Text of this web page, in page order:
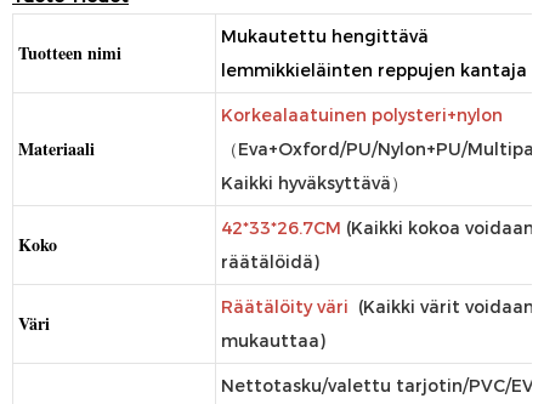
Tuotteen nimi
Mukautettu hengittävä
lemmikkieläinten reppujen kantaja
Materiaali
Korkealaatuinen polysteri+nylon
（Eva+Oxford/PU/Nylon+PU/
Kaikki hyväksyttävä）
Koko
42*33*26.7CM (Kaikki kokoa voidaan
räätälöidä)
Väri
Räätälöity väri (Kaikki värit voidaan
mukauttaa)
Nettotasku/valettu tarjotin/PVC/